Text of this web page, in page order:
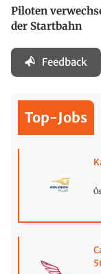
Piloten
der Startbahn
Feedback
Top-Jobs